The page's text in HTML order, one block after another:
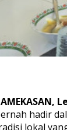
k
d
u
r
hadir
lokal